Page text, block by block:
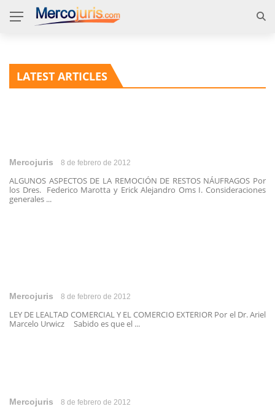
LATEST ARTICLES
Mercojuris 8 de febrero de 2012
ALGUNOS ASPECTOS DE LA REMOCIÓN DE RESTOS NÁUFRAGOS Por
los Dres. Federico Marotta y Erick Alejandro Oms I. Consideraciones
generales ...
Mercojuris 8 de febrero de 2012
LEY DE LEALTAD COMERCIAL Y EL COMERCIO EXTERIOR Por el Dr. Ariel
Marcelo Urwicz Sabido es que el ...
Mercojuris 8 de febrero de 2012